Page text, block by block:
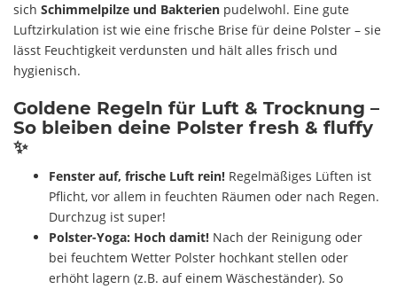
sich Schimmelpilze und Bakterien pudelwohl. Eine gute
Luftzirkulation ist wie eine frische Brise für deine Polster – sie
lässt Feuchtigkeit verdunsten und hält alles frisch und
hygienisch.
Goldene Regeln für Luft & Trocknung –
So bleiben deine Polster fresh & fluffy
✨
Fenster auf, frische Luft rein! Regelmäßiges Lüften ist
Pflicht, vor allem in feuchten Räumen oder nach Regen.
Durchzug ist super!
Polster-Yoga: Hoch damit! Nach der Reinigung oder
bei feuchtem Wetter Polster hochkant stellen oder
erhöht lagern (z.B. auf einem Wäscheständer). So